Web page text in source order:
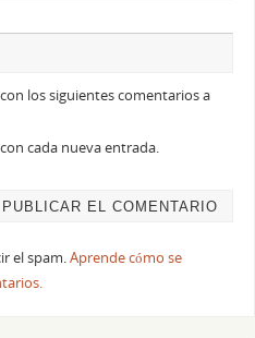
los siguientes comentarios a
cada nueva entrada.
el spam.Aprende cómo se